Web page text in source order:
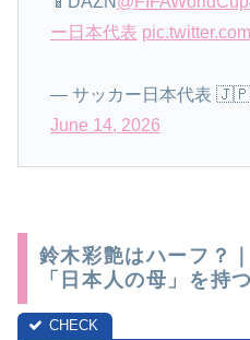
ー日本代表
— サッカー日本代表 🇯🇵
June 14, 2026
鈴木彩艶はハーフ？
「日本人の母」を持